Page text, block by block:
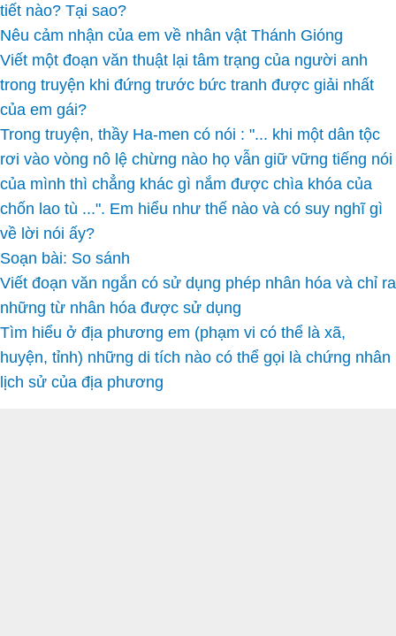
tiết nào? Tại sao?
Nêu cảm nhận của em về nhân vật Thánh Gióng
Viết một đoạn văn thuật lại tâm trạng của người anh
trong truyện khi đứng trước bức tranh được giải nhất
của em gái?
Trong truyện, thầy Ha-men có nói : "... khi một dân tộc
rơi vào vòng nô lệ chừng nào họ vẫn giữ vững tiếng nói
của mình thì chẳng khác gì nắm được chìa khóa của
chốn lao tù ...". Em hiểu như thế nào và có suy nghĩ gì
về lời nói ấy?
Soạn bài: So sánh
Viết đoạn văn ngắn có sử dụng phép nhân hóa và chỉ ra
những từ nhân hóa được sử dụng
Tìm hiểu ở địa phương em (phạm vi có thể là xã,
huyện, tỉnh) những di tích nào có thể gọi là chứng nhân
lịch sử của địa phương